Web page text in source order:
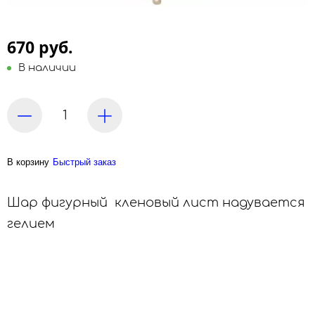
670 руб.
В наличии
В корзину Быстрый заказ
Шар фигурный кленовый лист надувается
гелием